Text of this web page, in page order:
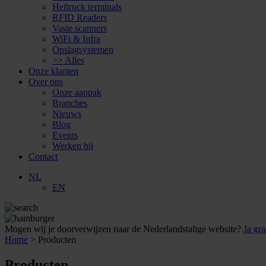
Heftruck terminals
RFID Readers
Vaste scanners
WiFi & Infra
Opslagsystemen
>> Alles
Onze klanten
Over ons
Onze aanpak
Branches
Nieuws
Blog
Events
Werken bij
Contact
NL
EN
Mogen wij je doorverwijzen naar de Nederlandstalige website? Ja
Home > Producten